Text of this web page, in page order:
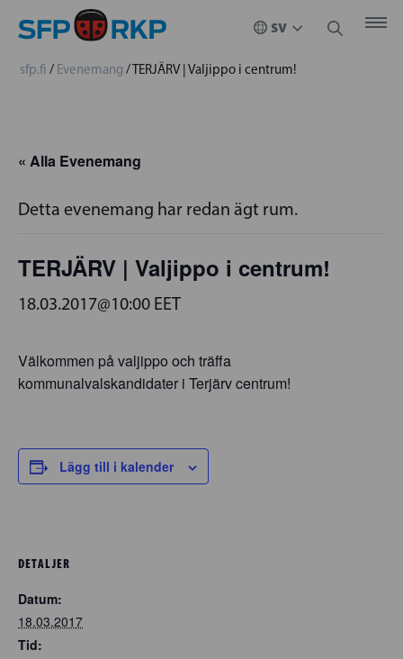
sfp.fi / Evenemang /TERJÄRV | Valjippo i centrum!
« Alla Evenemang
Detta evenemang har redan ägt rum.
TERJÄRV | Valjippo i centrum!
18.03.2017@10:00 EET
Välkommen på valjippo och träffa
kommunalvalskandidater i Terjärv centrum!
Lägg till i kalender
DETALJER
Datum:
18.03.2017
Tid: